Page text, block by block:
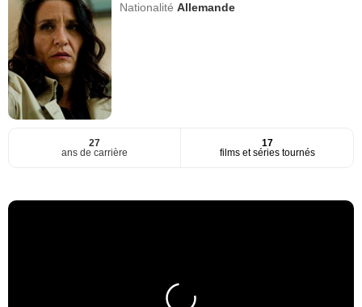
NationalitéAllemande
27
ans de carrière
17
films et séries tournés